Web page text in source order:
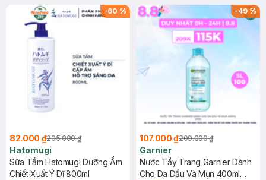
(SL có hạn)
-60 %
82.000 ₫205.000 ₫
Hatomugi
Sữa Tắm Hatomugi Dưỡng Ẩm
Chiết Xuất Ý Dĩ 800ml
-49%
107.000 ₫209.000 ₫
Garnier
Nước Tẩy Trang Garnier Dành
Cho Da Dầu Và Mụn 400ml